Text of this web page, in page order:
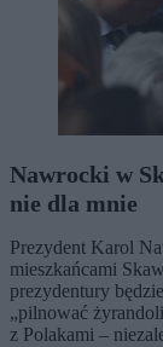
Nawrocki w
nie dla mnie
Prezydent Karol
mieszkańcami
prezydentury
„pilnować
z Polakami –